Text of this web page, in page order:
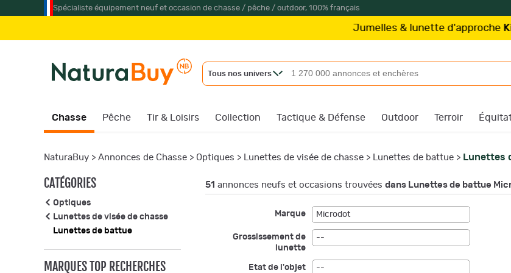
Spécialiste équipement neuf et occasion de chasse / pêche / outdoor, 100% français
Jumelles & lunette d'approche Kite Optics à partir
Tous nos univers
Chasse Pêche Tir & Loisirs Collection Tactique & Défense Outdoor Terroir
NaturaBuy > Annonces de Chasse > Optiques > Lunettes de visée de chasse > Lunettes de battue > Lunettes
CATÉGORIES
Optiques
Lunettes de visée de chasse
Lunettes de battue
MARQUES TOP RECHERCHES
51 annonces neufs et occasions trouvées dans Lunettes de battue
Marque Microdot
Grossissement de
lunette
--
Etat de l'objet --